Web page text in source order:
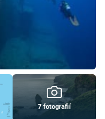
7 fotografií